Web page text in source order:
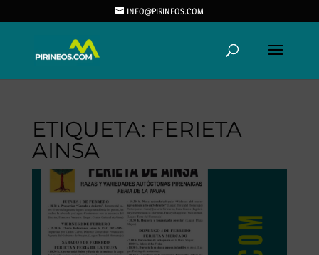
INFO@PIRINEOS.COM
ETIQUETA: FERIETA
AINSA